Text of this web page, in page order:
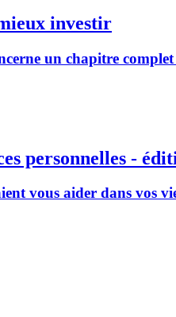
investir
un chapitre
personnelles -
vous aider dans vos